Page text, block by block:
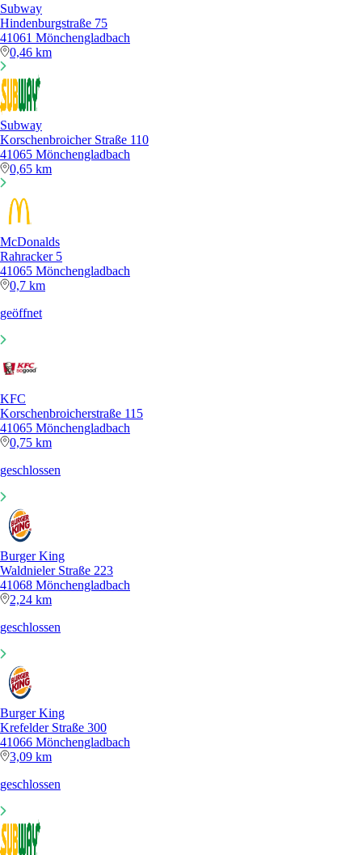
Subway
Hindenburgstraße 75
41061 Mönchengladbach
0,46 km
Subway
Korschenbroicher Straße 110
41065 Mönchengladbach
0,65 km
McDonalds
Rahracker 5
41065 Mönchengladbach
0,7 km
geöffnet
KFC
Korschenbroicherstraße 115
41065 Mönchengladbach
0,75 km
geschlossen
Burger King
Waldnieler Straße 223
41068 Mönchengladbach
2,24 km
geschlossen
Burger King
Krefelder Straße 300
41066 Mönchengladbach
3,09 km
geschlossen